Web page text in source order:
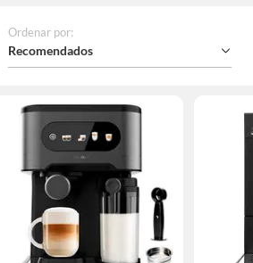
Ordenar por:
Recomendados